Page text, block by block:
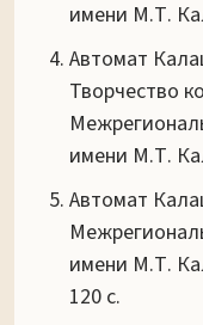
имени М.Т.
Автомат
Творчество
имени М.Т.
Автомат
имени М.Т.
120 с.